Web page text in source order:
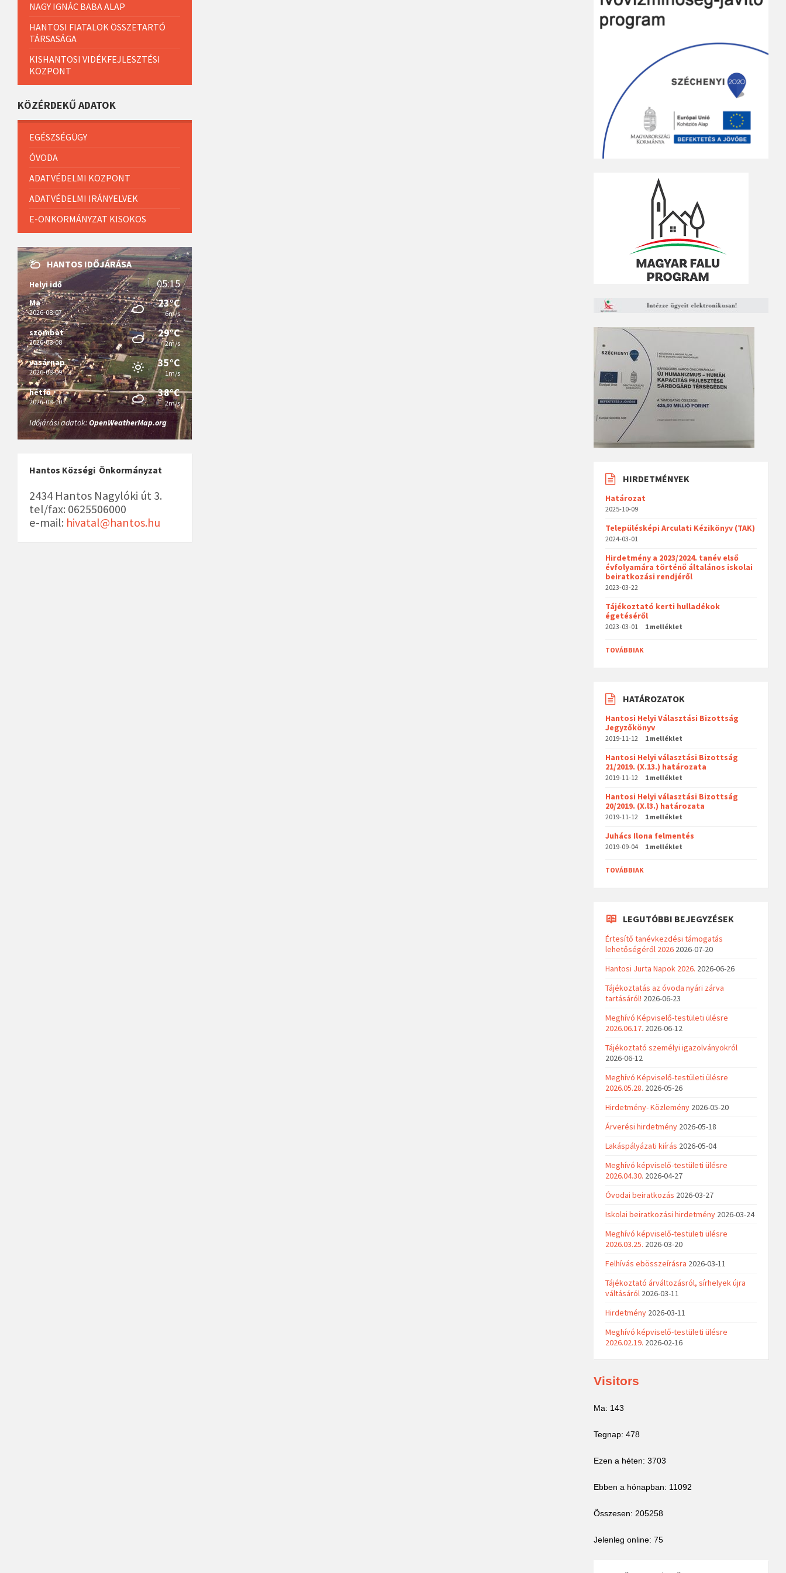
NAGY IGNÁC BABA ALAP
HANTOSI FIATALOK ÖSSZETARTÓ
TÁRSASÁGA
KISHANTOSI VIDÉKFEJLESZTÉSI
KÖZPONT
KÖZÉRDEKŰ ADATOK
EGÉSZSÉGÜGY
ÓVODA
ADATVÉDELMI KÖZPONT
ADATVÉDELMI IRÁNYELVEK
E-ÖNKORMÁNYZAT KISOKOS
HANTOS IDŐJÁRÁSA
Helyi idő 05:15
Ma
2026-08-07
23°C
6m/s
szombat
2026-08-08
29°C
2m/s
vasárnap
2026-08-09
35°C
1m/s
hétfő
2026-08-10
38°C
2m/s
Időjárási adatok:OpenWeatherMap.org
Hantos Községi Önkormányzat
2434 Hantos Nagylóki út 3.
tel/fax: 0625506000
e-mail: hivatal@hantos.hu
HIRDETMÉNYEK
Határozat
2025-10-09
Településképi Arculati Kézikönyv (TAK)
2024-03-01
Hirdetmény a 2023/2024. tanév első
évfolyamára történő általános iskolai
beiratkozási rendjéről
2023-03-22
Tájékoztató kerti hulladékok
égetéséről
2023-03-01 1 melléklet
TOVÁBBIAK
HATÁROZATOK
Hantosi Helyi Választási Bizottság
Jegyzőkönyv
2019-11-12 1 melléklet
Hantosi Helyi választási Bizottság
21/2019. (X.13.) határozata
2019-11-12 1 melléklet
Hantosi Helyi választási Bizottság
20/2019. (X.l3.) határozata
2019-11-12 1 melléklet
Juhács Ilona felmentés
2019-09-04 1 melléklet
TOVÁBBIAK
LEGUTÓBBI BEJEGYZÉSEK
Értesítő tanévkezdési támogatás
lehetőségéről 2026 2026-07-20
Hantosi Jurta Napok 2026. 2026-06-26
Tájékoztatás az óvoda nyári zárva
tartásáról! 2026-06-23
Meghívó Képviselő-testületi ülésre
2026.06.17. 2026-06-12
Tájékoztató személyi igazolványokról
2026-06-12
Meghívó Képviselő-testületi ülésre
2026.05.28. 2026-05-26
Hirdetmény- Közlemény 2026-05-20
Árverési hirdetmény 2026-05-18
Lakáspályázati kiírás 2026-05-04
Meghívó képviselő-testületi ülésre
2026.04.30. 2026-04-27
Óvodai beiratkozás 2026-03-27
Iskolai beiratkozási hirdetmény 2026-03-24
Meghívó képviselő-testületi ülésre
2026.03.25. 2026-03-20
Felhívás ebösszeírásra 2026-03-11
Tájékoztató árváltozásról, sírhelyek újra
váltásáról 2026-03-11
Hirdetmény 2026-03-11
Meghívó képviselő-testületi ülésre
2026.02.19. 2026-02-16
Visitors
Ma: 143
Tegnap: 478
Ezen a héten: 3703
Ebben a hónapban: 11092
Összesen: 205258
Jelenleg online: 75